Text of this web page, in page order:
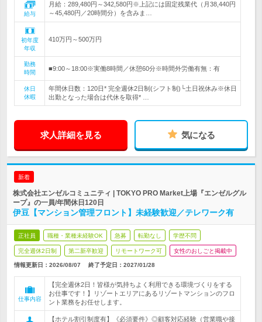
給与
月給：289,480円～342,580円※上記には固定残業代（月38,440円
～45,480円／20時間分）を含みま…
初年度
年収
410万円～500万円
勤務
時間
■9:00～18:00※実働8時間／休憩60分※時間外労働有無：有
休日
休暇
年間休日数：120日* 完全週休2日制(シフト制)└土日祝休み※休日
出勤となった場合は代休を取得* …
求人詳細を見る 気になる
新着
株式会社エンゼルコミュニティ | TOKYO PRO Market上場『エンゼルグル
ープ』の一員/年間休日120日
伊豆【マンション管理フロント】未経験歓迎／テレワーク有
正社員 職種・業種未経験OK 急募 転勤なし 学歴不問
完全週休2日制 第二新卒歓迎 リモートワーク可 女性のおしごと掲載中
情報更新日：2026/08/07 終了予定日： 2027/01/28
仕事内容
【完全週休2日！皆様が気持ちよく利用できる環境づくりをする
お仕事です！】リゾートエリアにあるリゾートマンションのフロ
ント業務をお任せします。
【ホテル割引制度有】《必須要件》◎顧客対応経験（営業職や接